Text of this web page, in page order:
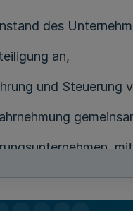
des
an,
und Steuerung